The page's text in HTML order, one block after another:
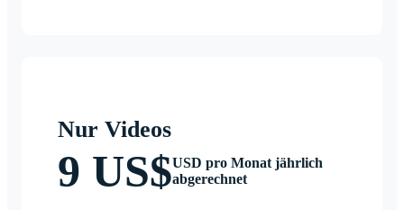
Nur Videos
9 US$USD pro Monat jährlich
abgerechnet